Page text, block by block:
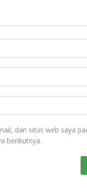
dan situs web saya
berikutnya.